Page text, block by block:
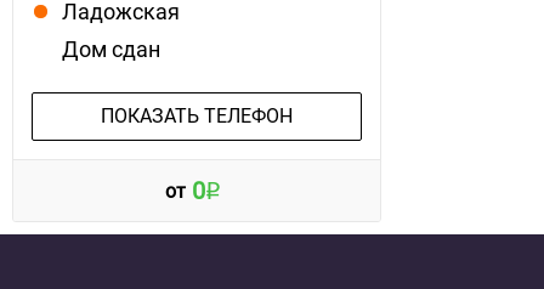
Ладожская
Дом сдан
ПОКАЗАТЬ ТЕЛЕФОН
от 0